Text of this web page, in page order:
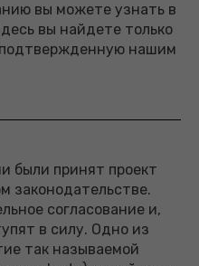
вы можете узнать в
вы найдете только
нашим
были принят проект
законодательстве.
согласование и,
в силу. Одно из
так называемой